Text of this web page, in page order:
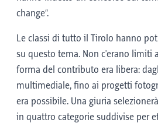
Bosanski - Bosniaco
český Ceco
(CCRE)
giuria.
change”.
Le classi di tutto il Tirolo hanno
su questo tema. Non c'erano limiti
forma del contributo era libera:
multimediale, fino ai progetti
era possibile. Una giuria
in quattro categorie suddivise per